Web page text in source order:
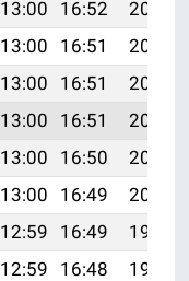
13:00 16:52
20:06
13:00 16:51
20:05
13:00 16:51
20:04
13:00 16:51
20:02
13:00 16:50
20:01
13:00 16:49
20:00
12:59 16:49
19:59
12:59 16:48
19:57